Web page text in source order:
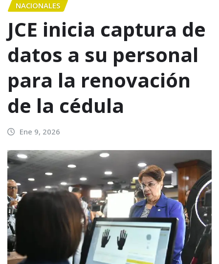
NACIONALES
JCE inicia captura de
datos a su personal
para la renovación
de la cédula
Ene 9, 2026